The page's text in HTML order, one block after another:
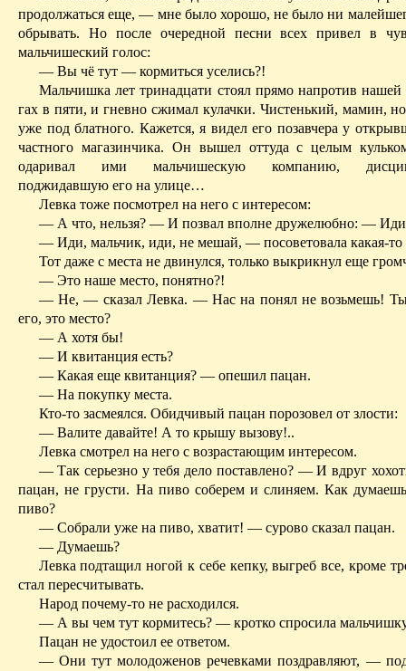
продол­жаться еще, — мне было хорошо, не было ни
обрывать. Но после очередной песни всех привел в
мальчишеский голос:
— Вы чё тут — кормиться уселись?!
Мальчишка лет тринадцати стоял прямо напротив
гах в пя­ти, и гневно сжимал кулачки. Чистенький, мамин,
уже под блатно­го. Кажется, я ви­дел его позавчера у
частного магазин­чи­ка. Он вышел оттуда с целым
одаривал ими мальчи­шескую компанию,
поджидавшую его на улице…
Левка тоже посмотрел на него с интересом:
— А что, нельзя? — И позвал вполне дружелюбно: —
— Иди, мальчик, иди, не мешай, — посоветовала какая-то
Тот даже с места не двинулся, только выкрикнул еще
— Это наше место, понятно?!
— Не, — сказал Левка. — Нас на понял не возьмешь!
его, это место?
— А хотя бы!
— И квитанция есть?
— Какая еще квитанция? — опешил пацан.
— На покупку места.
Кто-то засмеялся. Обидчивый пацан порозовел от злости:
— Валите давайте! А то крышу вызову!..
Левка смотрел на него с возрастающим интересом.
— Так серьезно у тебя дело поставлено? — И вдруг
пацан, не грусти. На пиво соберем и слиняем. Как
пиво?
— Собрали уже на пиво, хватит! — сурово сказал пацан.
— Думаешь?
Левка подтащил ногой к себе кепку, выгреб все, кроме
стал пересчитывать.
Народ почему-то не расходился.
— А вы чем тут кормитесь? — кротко спросила
Пацан не удостоил ее ответом.
— Они тут молодоженов речевками поздравляют, —